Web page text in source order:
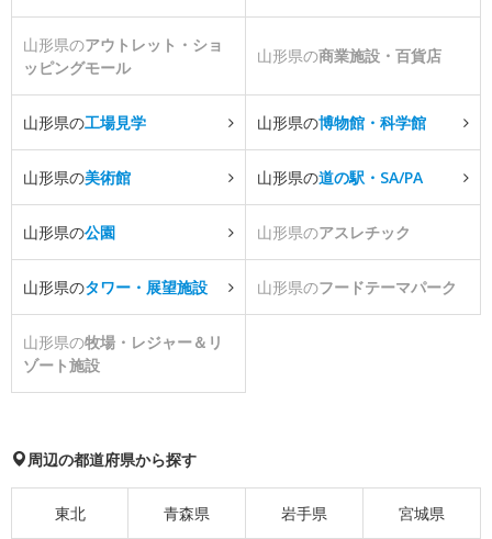
山形県のアウトレット・ショ
ッピングモール
山形県の商業施設・百貨店
山形県の工場見学 山形県の博物館・科学館
山形県の美術館 山形県の道の駅・SA/PA
山形県の公園 山形県のアスレチック
山形県のタワー・展望施設 山形県のフードテーマパーク
山形県の牧場・レジャー＆リ
ゾート施設
周辺の都道府県から探す
東北 青森県 岩手県 宮城県